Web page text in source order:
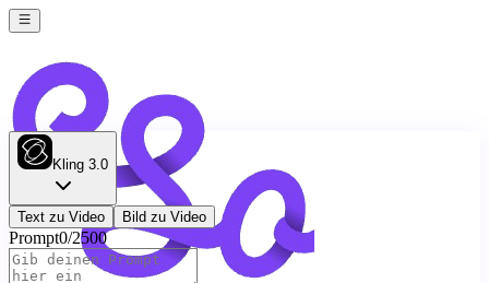
Kling 3.0
Text zu Video Bild zu Video
Prompt0/2500